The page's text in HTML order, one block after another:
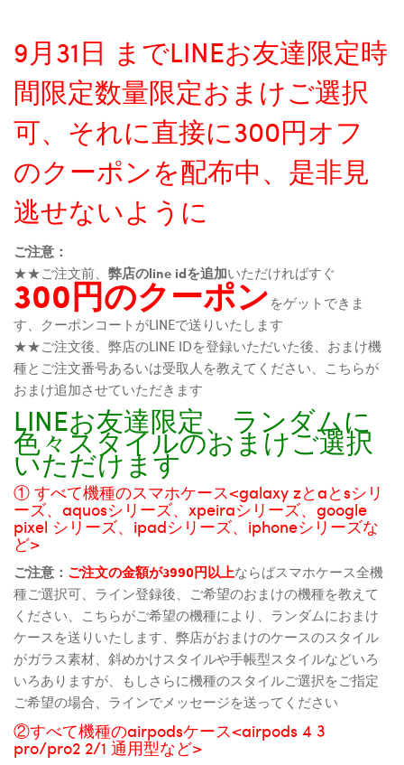
9月31日 までLINEお友達限定時
間限定数量限定おまけご選択
可、それに直接に300円オフ
のクーポンを配布中、是非見
逃せないように
ご注意：
★★ご注文前、 弊店のline idを追加いただければすぐ
300円のクーポンをゲットできま
す、クーポンコートがLINEで送りいたします
★★ご注文後、弊店のLINE IDを登録いただいた後、おまけ機
種とご注文番号あるいは受取人を教えてください、こちらが
おまけ追加させていただきます
LINEお友達限定、ランダムに
色々スタイルのおまけご選択
いただけます
① すべて機種のスマホケース<galaxy zとaとsシリ
ーズ、aquosシリーズ、xpeiraシリーズ、google
pixel シリーズ、ipadシリーズ、iphoneシリーズな
ど>
ご注意： ご注文の金額が3990円以上ならばスマホケース全機
種ご選択可、ライン登録後、ご希望のおまけの機種を教えて
ください、こちらがご希望の機種により、ランダムにおまけ
ケースを送りいたします、弊店がおまけのケースのスタイル
がガラス素材、斜めかけスタイルや手帳型スタイルなどいろ
いろありますが、もしさらに機種のスタイルご選択をご指定
ご希望の場合、ラインでメッセージを送ってください
②すべて機種のairpodsケース<airpods 4 3
pro/pro2 2/1 通用型など>